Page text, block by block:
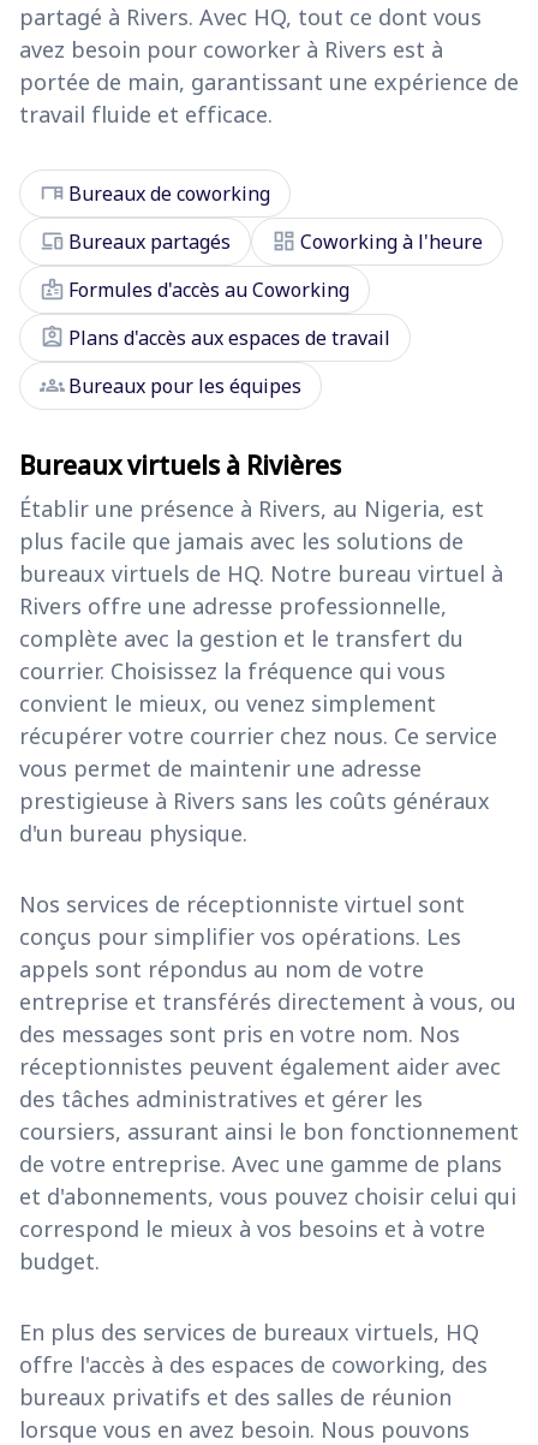
partagé à Rivers. Avec HQ, tout ce dont vous
avez besoin pour coworker à Rivers est à
portée de main, garantissant une expérience de
travail fluide et efficace.
desk Bureaux de coworking
devices Bureaux partagés dashboard Coworking à l'heure
badge Formules d'accès au Coworking
assignment_ind Plans d'accès aux espaces de travail
groupsBureaux pour les équipes
Bureaux virtuels à Rivières
Établir une présence à Rivers, au Nigeria, est
plus facile que jamais avec les solutions de
bureaux virtuels de HQ. Notre bureau virtuel à
Rivers offre une adresse professionnelle,
complète avec la gestion et le transfert du
courrier. Choisissez la fréquence qui vous
convient le mieux, ou venez simplement
récupérer votre courrier chez nous. Ce service
vous permet de maintenir une adresse
prestigieuse à Rivers sans les coûts généraux
d'un bureau physique.
Nos services de réceptionniste virtuel sont
conçus pour simplifier vos opérations. Les
appels sont répondus au nom de votre
entreprise et transférés directement à vous, ou
des messages sont pris en votre nom. Nos
réceptionnistes peuvent également aider avec
des tâches administratives et gérer les
coursiers, assurant ainsi le bon fonctionnement
de votre entreprise. Avec une gamme de plans
et d'abonnements, vous pouvez choisir celui qui
correspond le mieux à vos besoins et à votre
budget.
En plus des services de bureaux virtuels, HQ
offre l'accès à des espaces de coworking, des
bureaux privatifs et des salles de réunion
lorsque vous en avez besoin. Nous pouvons